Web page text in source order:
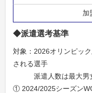
◆派遣選考基準
対象：2026オリンピッ
される選手
派遣人数は最大男女
① 2024/2025シーズン